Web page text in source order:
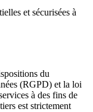
et sécurisées à
du
(RGPD) et la loi
à des fins de
est strictement